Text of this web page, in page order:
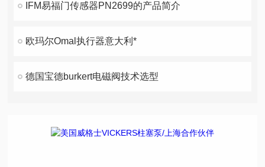
IFM易福门传感器PN2699的产品简介
欧玛尔Omal执行器意大利*
德国宝德burkert电磁阀技术选型